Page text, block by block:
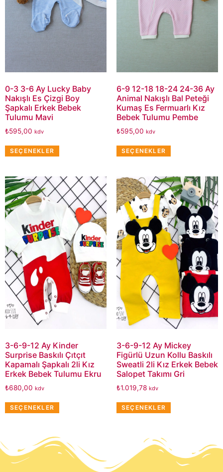
0-3 3-6 Ay Lucky Baby
Nakışlı Es Çizgi Boy
Şapkalı Erkek Bebek
Tulumu Mavi
₺595,00 kdv
SEÇENEKLER
6-9 12-18 18-24 24-36 Ay
Animal Nakışlı Bal Peteği
Kumaş Es Fermuarlı Kız
Bebek Tulumu Pembe
₺595,00 kdv
SEÇENEKLER
3-6-9-12 Ay Kinder
Surprise Baskılı Çıtçıt
Kapamalı Şapkalı 2li Kız
Erkek Bebek Tulumu Ekru
₺680,00 kdv
SEÇENEKLER
3-6-9-12 Ay Mickey
Figürlü Uzun Kollu Baskılı
Sweatli 2li Kız Erkek Bebek
Salopet Takımı Gri
₺1.019,78 kdv
SEÇENEKLER